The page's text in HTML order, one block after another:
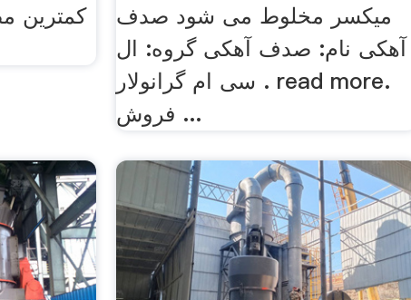
کمترین
میکسر مخلوط می شود صدف
آهکی نام: صدف آهکی گروه: ال
سی ام گرانولار . read more.
فروش ...